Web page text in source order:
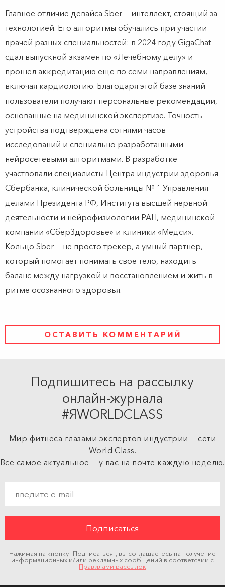
Главное отличие девайса Sber — интеллект, стоящий за
технологией. Его алгоритмы обучались при участии
врачей разных специальностей: в 2024 году GigaChat
сдал выпускной экзамен по «Лечебному делу» и
прошел аккредитацию еще по семи направлениям,
включая кардиологию. Благодаря этой базе знаний
пользователи получают персональные рекомендации,
основанные на медицинской экспертизе. Точность
устройства подтверждена сотнями часов
исследований и специально разработанными
нейросетевыми алгоритмами. В разработке
участвовали специалисты Центра индустрии здоровья
Сбербанка, клинической больницы № 1 Управления
делами Президента РФ, Института высшей нервной
деятельности и нейрофизиологии РАН, медицинской
компании «СберЗдоровье» и клиники «Медси».
Кольцо Sber — не просто трекер, а умный партнер,
который помогает понимать свое тело, находить
баланс между нагрузкой и восстановлением и жить в
ритме осознанного здоровья.
ОСТАВИТЬ КОММЕНТАРИЙ
Подпишитесь на рассылку
онлайн-журнала
#ЯWORLDCLASS
Мир фитнеса глазами экспертов индустрии — сети
World Class.
Все самое актуальное — у вас на почте каждую неделю.
Нажимая на кнопку "Подписаться", вы соглашаетесь на получение
информационных и/или рекламных сообщений в соответсвии с
Правилами рассылок